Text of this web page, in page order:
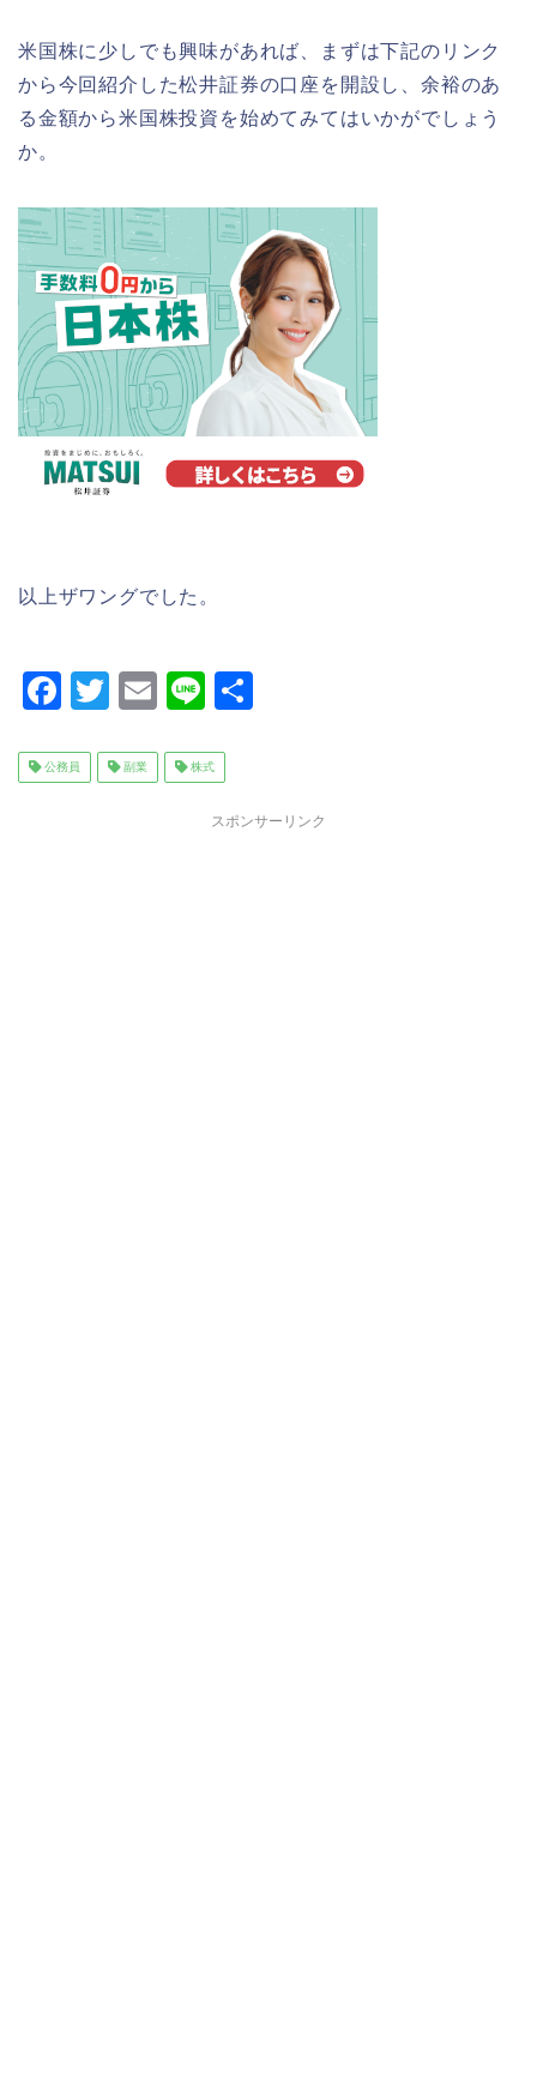
米国株に少しでも興味があれば、まずは下記のリンク
から今回紹介した松井証券の口座を開設し、余裕のあ
る金額から米国株投資を始めてみてはいかがでしょう
か。
以上ザワングでした。
F
c
T
tt
E
ai
Li
e
公務員 副業 株式
スポンサーリンク